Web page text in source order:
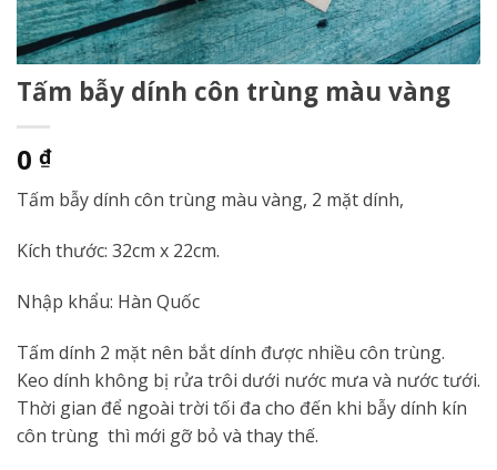
Tấm bẫy dính côn trùng màu vàng
0 ₫
Tấm bẫy dính côn trùng màu vàng, 2 mặt dính,
Kích thước: 32cm x 22cm.
Nhập khẩu: Hàn Quốc
Tấm dính 2 mặt nên bắt dính được nhiều côn trùng.
Keo dính không bị rửa trôi dưới nước mưa và nước tưới.
Thời gian để ngoài trời tối đa cho đến khi bẫy dính kín
côn trùng thì mới gỡ bỏ và thay thế.